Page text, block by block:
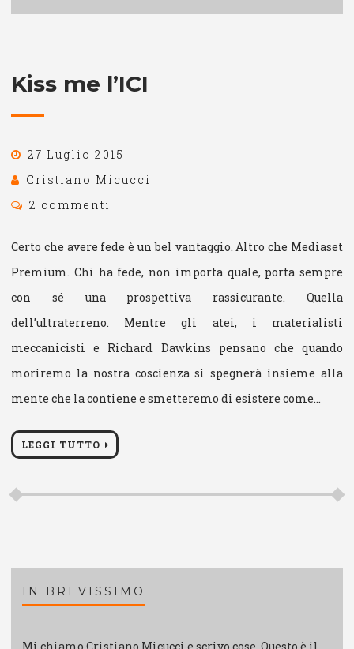
Kiss me l’ICI
27 Luglio 2015
Cristiano Micucci
2 commenti
Certo che avere fede è un bel vantaggio. Altro che Mediaset
Premium. Chi ha fede, non importa quale, porta sempre
con sé una prospettiva rassicurante. Quella
dell’ultraterreno. Mentre gli atei, i materialisti
meccanicisti e Richard Dawkins pensano che quando
moriremo la nostra coscienza si spegnerà insieme alla
mente che la contiene e smetteremo di esistere come…
LEGGI TUTTO
IN BREVISSIMO